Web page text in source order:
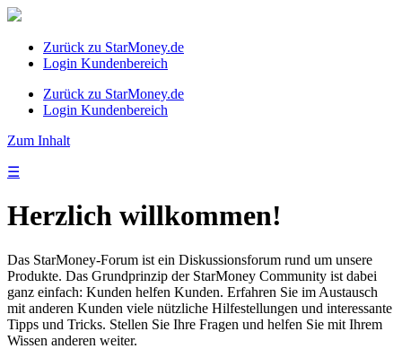
Zurück zu StarMoney.de
Login Kundenbereich
Zurück zu StarMoney.de
Login Kundenbereich
Zum Inhalt
☰
Herzlich willkommen!
Das StarMoney-Forum ist ein Diskussionsforum rund um unsere
Produkte. Das Grundprinzip der StarMoney Community ist dabei
ganz einfach: Kunden helfen Kunden. Erfahren Sie im Austausch
mit anderen Kunden viele nützliche Hilfestellungen und interessante
Tipps und Tricks. Stellen Sie Ihre Fragen und helfen Sie mit Ihrem
Wissen anderen weiter.